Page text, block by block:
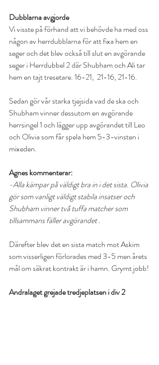
Dubblarna avgjorde
Vi visste på förhand att vi behövde ha med oss
någon av herrdubblarna för att fixa hem en
seger och det blev också till slut en avgörande
seger i Herrdubbel 2 där Shubham och Ali tar
hem en tajt tresetare. 16-21,  21-16, 21-16.
Sedan gör vår starka tjejsida vad de ska och
Shubham vinner dessutom en avgörande
herrsingel 1 och lägger upp avgörandet till Leo
och Olivia som får spela hem 5-3-vinsten i
mixeden.
Agnes kommenterar:
-Alla kämpar på väldigt bra in i det sista. Olivia
gör som vanligt väldigt stabila insatser och
Shubham vinner två tuffa matcher som
tillsammans fäller avgörandet .
Därefter blev det en sista match mot Askim
som visserligen förlorades med 3-5 men årets
mål om säkrat kontrakt är i hamn. Grymt jobb!
Andralaget grejade tredjeplatsen i div 2